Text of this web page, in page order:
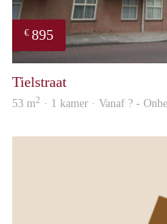
€ 895
Tielstraat
53 m2 · 1 kamer · Vanaf ? -